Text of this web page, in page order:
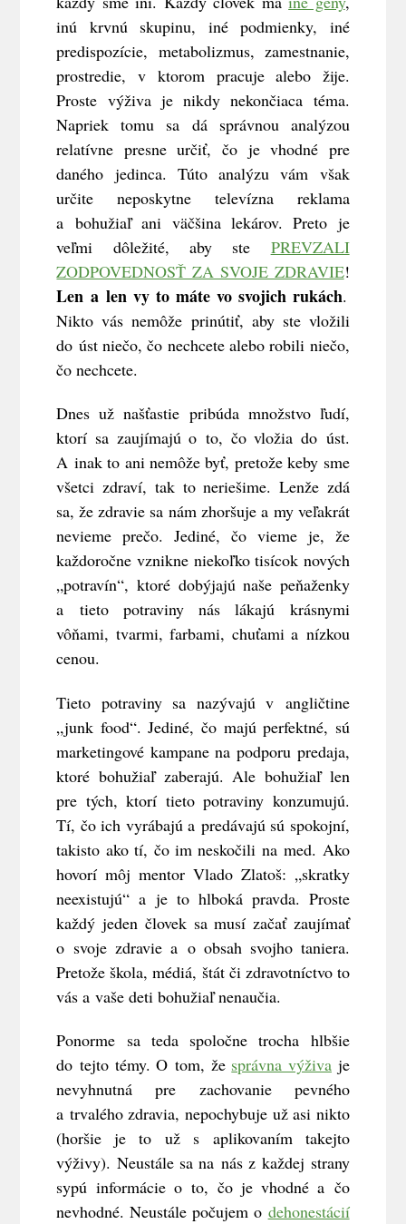
inú krvnú skupinu, iné podmienky, iné
predispozície, metabolizmus, zamestnanie,
prostredie, v ktorom pracuje alebo žije.
Proste výživa je nikdy nekončiaca téma.
Napriek tomu sa dá správnou analýzou
relatívne presne určiť, čo je vhodné pre
daného jedinca. Túto analýzu vám však
určite neposkytne televízna reklama
a bohužiaľ ani väčšina lekárov. Preto je
veľmi dôležité, aby ste PREVZALI
ZODPOVEDNOSŤ ZA SVOJE ZDRAVIE!
Len a len vy to máte vo svojich rukách.
Nikto vás nemôže prinútiť, aby ste vložili
do úst niečo, čo nechcete alebo robili niečo,
čo nechcete.
Dnes už našťastie pribúda množstvo ľudí,
ktorí sa zaujímajú o to, čo vložia do úst.
A inak to ani nemôže byť, pretože keby sme
všetci zdraví, tak to neriešime. Lenže zdá
sa, že zdravie sa nám zhoršuje a my veľakrát
nevieme prečo. Jediné, čo vieme je, že
každoročne vznikne niekoľko tisícok nových
„potravín“, ktoré dobýjajú naše peňaženky
a tieto potraviny nás lákajú krásnymi
vôňami, tvarmi, farbami, chuťami a nízkou
cenou.
Tieto potraviny sa nazývajú v angličtine
„junk food“. Jediné, čo majú perfektné, sú
marketingové kampane na podporu predaja,
ktoré bohužiaľ zaberajú. Ale bohužiaľ len
pre tých, ktorí tieto potraviny konzumujú.
Tí, čo ich vyrábajú a predávajú sú spokojní,
takisto ako tí, čo im neskočili na med. Ako
hovorí môj mentor Vlado Zlatoš: „skratky
neexistujú“ a je to hlboká pravda. Proste
každý jeden človek sa musí začať zaujímať
o svoje zdravie a o obsah svojho taniera.
Pretože škola, médiá, štát či zdravotníctvo to
vás a vaše deti bohužiaľ nenaučia.
Ponorme sa teda spoločne trocha hlbšie
do tejto témy. O tom, že správna výživaje
nevyhnutná pre zachovanie pevného
a trvalého zdravia, nepochybuje už asi nikto
(horšie je to už s aplikovaním takejto
výživy). Neustále sa na nás z každej strany
sypú informácie o to, čo je vhodné a čo
nevhodné. Neustále počujem o dehonestácií